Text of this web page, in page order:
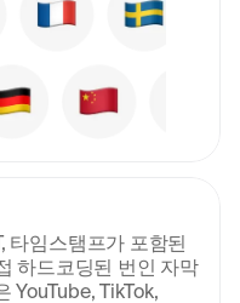
타임스탬프가 포함된
하드코딩된 번인 자막
YouTube, TikTok,